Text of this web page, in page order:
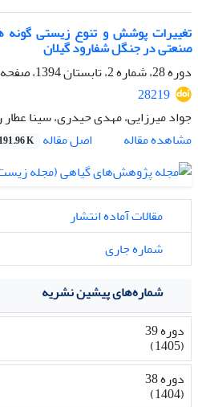
تغییرات پوشش و تنوع زیستی گونه
صنعتی در جنگل شفارود گیلان
دوره 28، شماره 2، تابستان 1394، صفحه
28219
جواد میرزایی، مهدی حیدری، سینا
مشاهده مقاله
اصل مقاله 191.96 K
مقالات آماده انتشار
شماره جاری
شماره‌های پیشین نشریه
دوره 39
(1405)
دوره 38
(1404)